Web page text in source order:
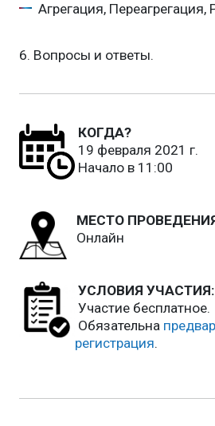
Агрегация, Переагрегация,
6. Вопросы и ответы.
КОГДА?
19 февраля 2021 г.
Начало в 11:00
МЕСТО
Онлайн
УСЛОВИЯ УЧАСТИЯ:
Участие бесплатное.
Обязательна
регистрация.